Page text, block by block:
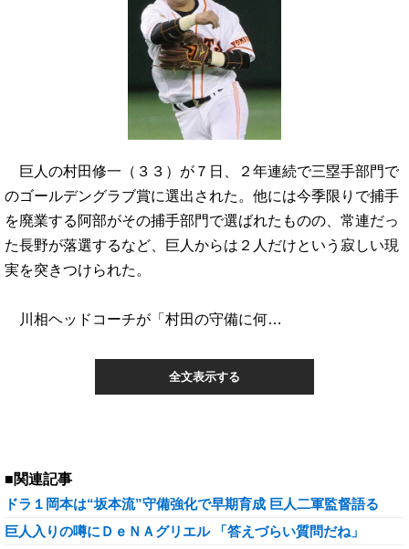
巨人の村田修一（３３）が７日、２年連続で三塁手部門で
のゴールデングラブ賞に選出された。他には今季限りで捕手
を廃業する阿部がその捕手部門で選ばれたものの、常連だっ
た長野が落選するなど、巨人からは２人だけという寂しい現
実を突きつけられた。
川相ヘッドコーチが「村田の守備に何…
全文表示する
■関連記事
ドラ１岡本は“坂本流”守備強化で早期育成 巨人二軍監督語る
巨人入りの噂にＤｅＮＡグリエル 「答えづらい質問だね」